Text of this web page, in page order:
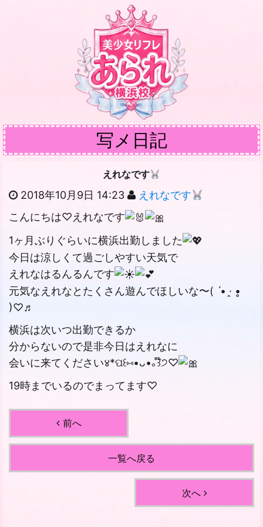
写メ日記
えれなです
2018年10月9日 14:23
えれなです
こんにちは♡えれなです
1ヶ月ぶりぐらいに横浜出勤しました
今日は涼しくて過ごしやすい天気で
えれなはるんるんです
元気なえれなとたくさん遊んでほしいな〜( ˊ• ·̭ •̥
)♡♬
横浜は次いつ出勤できるか
分からないので是非今日はえれなに
会いに来てください४*ପ꒰⑅•ᴗ•｡꒱໊੭♡♩
19時までいるのでまってます♡
前へ
一覧へ戻る
次へ